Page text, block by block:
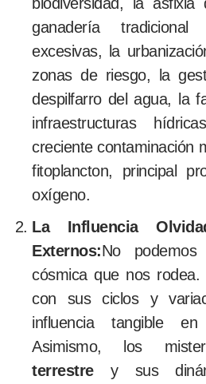
ganadería tradicional
excesivas, la
zonas de riesgo, la
despilfarro del agua, la
infraestructuras
creciente contaminación
fitoplancton, principal
oxígeno.
La Influencia
Externos:No
cósmica que nos rodea.
con sus ciclos y
influencia tangible
Asimismo, los
terrestrey sus